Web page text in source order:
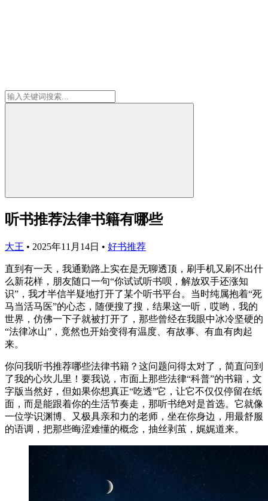
听书推荐法律书籍有哪些
大王 • 2025年11月14日 • 好书推荐
直到有一天，我通勤路上实在是无聊透顶，刷手机又刷不出什
么新花样，朋友随口一句“你试试听书呗，解放双手还涨知
识”，我才半信半疑地打开了某个听书平台。当时纯属抱着“死
马当活马医”的心态，随便搜了搜，结果这一听，哎哟，我的
世界，仿佛一下子就被打开了，那些曾经在我眼中冰冷坚硬的
“法律冰山”，竟然也开始变得有温度、有故事、有血有肉起
来。
你问我听书推荐哪些法律书籍？这问题问得太对了，简直问到
了我的心坎儿里！要我说，市面上那些法律“科普”的书籍，文
字版当然好，但如果你想真正“吃透”它，让它不仅仅停留在纸
面，而是能跟着你的生活节奏走，那听书绝对是首选。它就像
一位学识渊博、又极具亲和力的老师，坐在你身边，用最舒服
的语调，把那些晦涩难懂的概念，抽丝剥茧，娓娓道来。